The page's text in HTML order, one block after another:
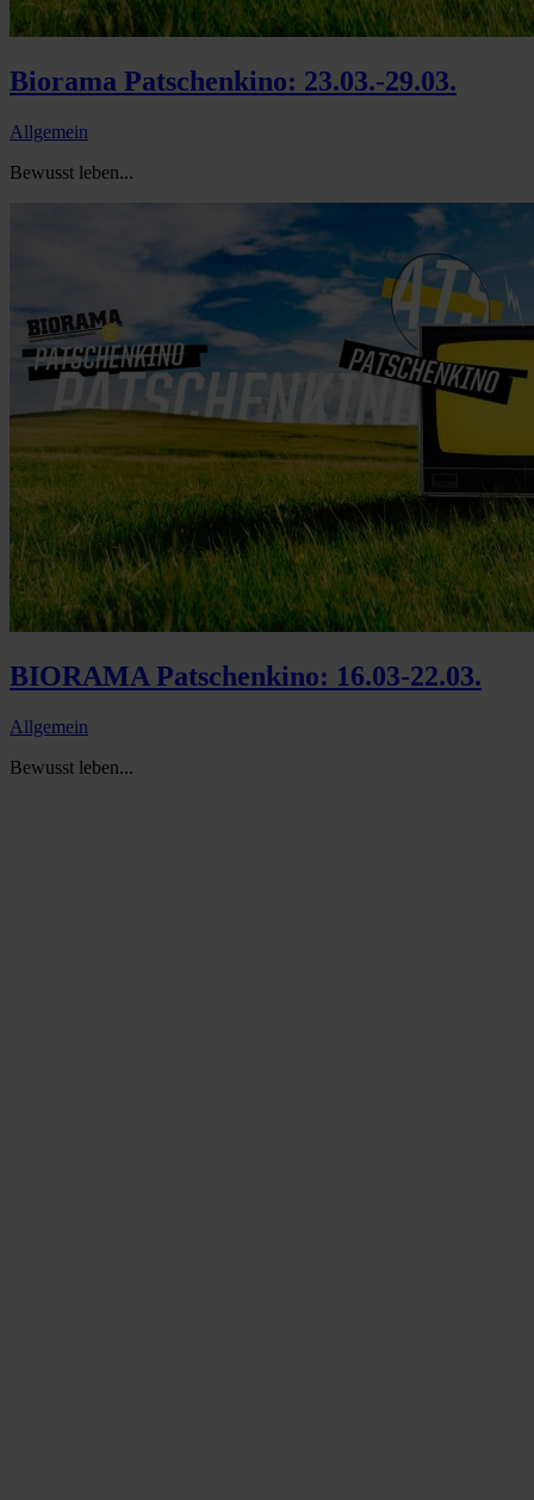
Biorama Patschenkino: 23.03.-29.03.
Allgemein
Bewusst leben...
BIORAMA Patschenkino: 16.03-22.03.
Allgemein
Bewusst leben...